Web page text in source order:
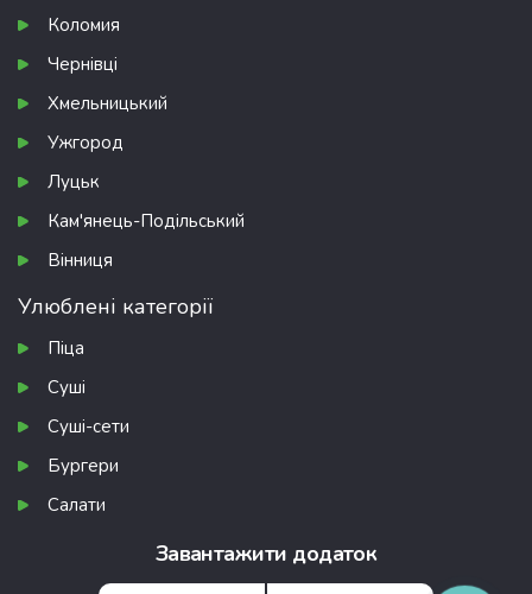
Коломия
Чернівці
Хмельницький
Ужгород
Луцьк
Кам'янець-Подільський
Вінниця
Улюблені категорії
Піца
Суші
Суші-сети
Бургери
Салати
Завантажити додаток